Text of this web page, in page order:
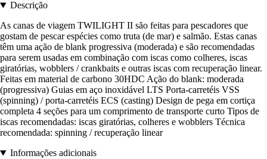
Descrição
As canas de viagem TWILIGHT II são feitas para pescadores que
gostam de pescar espécies como truta (de mar) e salmão. Estas canas
têm uma ação de blank progressiva (moderada) e são recomendadas
para serem usadas em combinação com iscas como colheres, iscas
giratórias, wobblers / crankbaits e outras iscas com recuperação linear.
Feitas em material de carbono 30HDC Ação do blank: moderada
(progressiva) Guias em aço inoxidável LTS Porta-carretéis VSS
(spinning) / porta-carretéis ECS (casting) Design de pega em cortiça
completa 4 seções para um comprimento de transporte curto Tipos de
iscas recomendadas: iscas giratórias, colheres e wobblers Técnica
recomendada: spinning / recuperação linear
Informações adicionais